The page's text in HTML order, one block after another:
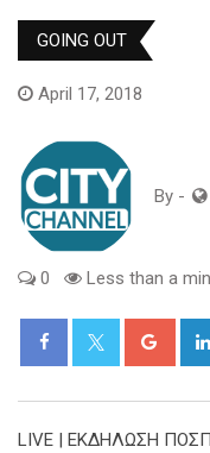
GOING OUT
April 17, 2018
By -
0 Less than a
LIVE | ΕΚΔΗΛΩΣΗ